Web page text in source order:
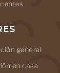
general
en casa